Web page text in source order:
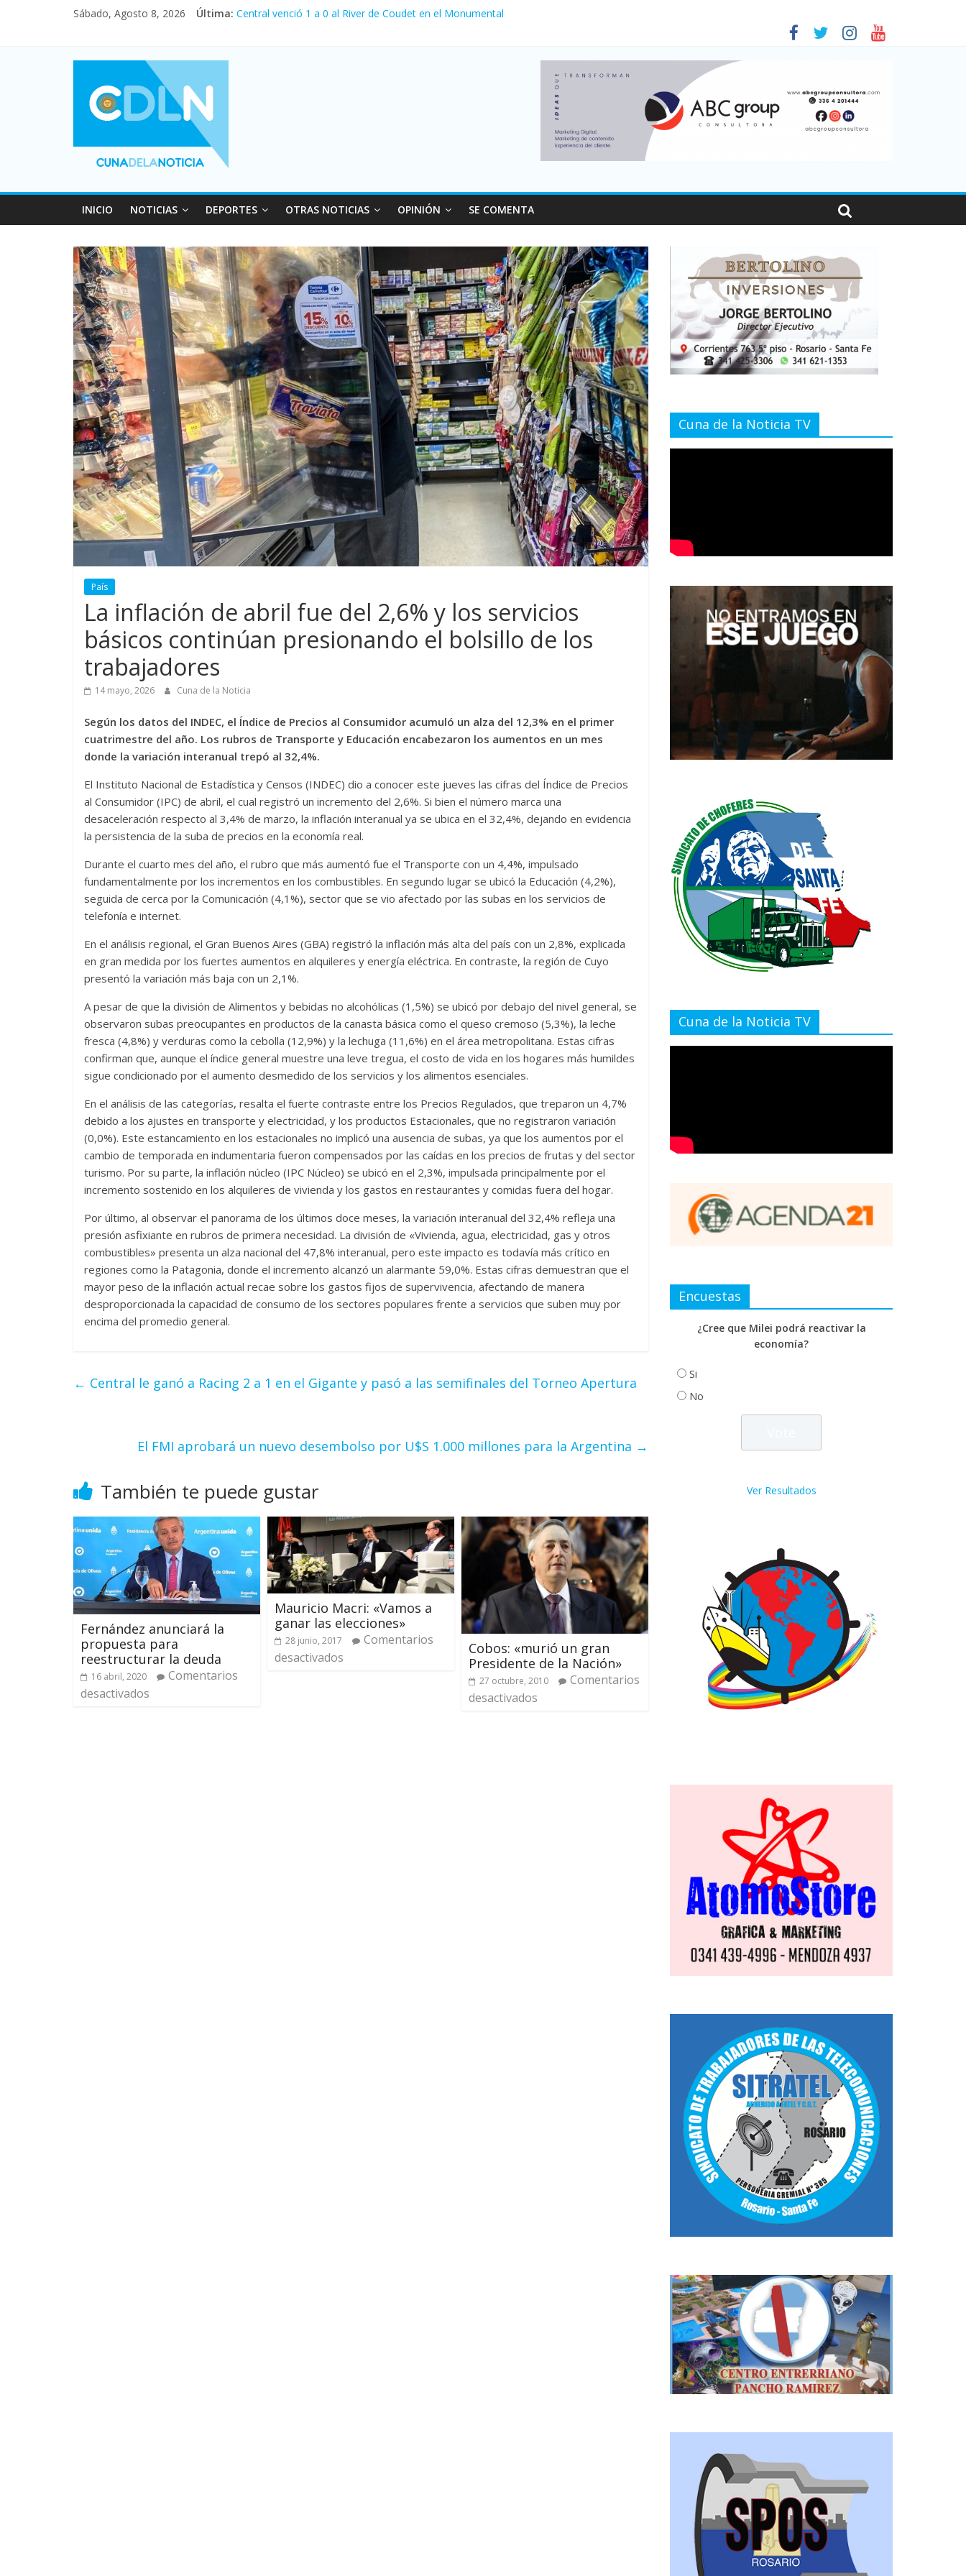
Sábado, Agosto 8, 2026 Última: Central venció 1 a 0 al River de Coudet en el Monumental
Vacaciones de invierno con más movimiento y consumo turístico: 4,6 millones de personas viajaron por el país, un 5,9% más que en 2025
Fuerte caída de la venta de autos usados en julio: bajó un 12,6% interanual
INICIO NOTICIAS DEPORTES OTRAS NOTICIAS OPINIÓN SE COMENTA
País
La inflación de abril fue del 2,6% y los servicios
básicos continúan presionando el bolsillo de los
trabajadores
14 mayo, 2026 Cuna de la Noticia
Según los datos del INDEC, el Índice de Precios al Consumidor acumuló un alza del 12,3% en el primer
cuatrimestre del año. Los rubros de Transporte y Educación encabezaron los aumentos en un mes
donde la variación interanual trepó al 32,4%.
El Instituto Nacional de Estadística y Censos (INDEC) dio a conocer este jueves las cifras del Índice de Precios
al Consumidor (IPC) de abril, el cual registró un incremento del 2,6%. Si bien el número marca una
desaceleración respecto al 3,4% de marzo, la inflación interanual ya se ubica en el 32,4%, dejando en evidencia
la persistencia de la suba de precios en la economía real.
Durante el cuarto mes del año, el rubro que más aumentó fue el Transporte con un 4,4%, impulsado
fundamentalmente por los incrementos en los combustibles. En segundo lugar se ubicó la Educación (4,2%),
seguida de cerca por la Comunicación (4,1%), sector que se vio afectado por las subas en los servicios de
telefonía e internet.
En el análisis regional, el Gran Buenos Aires (GBA) registró la inflación más alta del país con un 2,8%, explicada
en gran medida por los fuertes aumentos en alquileres y energía eléctrica. En contraste, la región de Cuyo
presentó la variación más baja con un 2,1%.
A pesar de que la división de Alimentos y bebidas no alcohólicas (1,5%) se ubicó por debajo del nivel general, se
observaron subas preocupantes en productos de la canasta básica como el queso cremoso (5,3%), la leche
fresca (4,8%) y verduras como la cebolla (12,9%) y la lechuga (11,6%) en el área metropolitana. Estas cifras
confirman que, aunque el índice general muestre una leve tregua, el costo de vida en los hogares más humildes
sigue condicionado por el aumento desmedido de los servicios y los alimentos esenciales.
En el análisis de las categorías, resalta el fuerte contraste entre los Precios Regulados, que treparon un 4,7%
debido a los ajustes en transporte y electricidad, y los productos Estacionales, que no registraron variación
(0,0%). Este estancamiento en los estacionales no implicó una ausencia de subas, ya que los aumentos por el
cambio de temporada en indumentaria fueron compensados por las caídas en los precios de frutas y del sector
turismo. Por su parte, la inflación núcleo (IPC Núcleo) se ubicó en el 2,3%, impulsada principalmente por el
incremento sostenido en los alquileres de vivienda y los gastos en restaurantes y comidas fuera del hogar.
Por último, al observar el panorama de los últimos doce meses, la variación interanual del 32,4% refleja una
presión asfixiante en rubros de primera necesidad. La división de «Vivienda, agua, electricidad, gas y otros
combustibles» presenta un alza nacional del 47,8% interanual, pero este impacto es todavía más crítico en
regiones como la Patagonia, donde el incremento alcanzó un alarmante 59,0%. Estas cifras demuestran que el
mayor peso de la inflación actual recae sobre los gastos fijos de supervivencia, afectando de manera
desproporcionada la capacidad de consumo de los sectores populares frente a servicios que suben muy por
encima del promedio general.
← Central le ganó a Racing 2 a 1 en el Gigante y pasó a las semifinales del Torneo Apertura
El FMI aprobará un nuevo desembolso por U$S 1.000 millones para la Argentina →
También te puede gustar
Fernández anunciará la
propuesta para
reestructurar la deuda
16 abril, 2020
Comentarios
desactivados
Mauricio Macri: «Vamos a
ganar las elecciones»
28 junio, 2017
Comentarios
desactivados
Cobos: «murió un gran
Presidente de la Nación»
27 octubre, 2010
Comentarios
desactivados
Cuna de la Noticia TV
Cuna de la Noticia TV
Encuestas
¿Cree que Milei podrá reactivar la
economía?
Si
No
Ver Resultados